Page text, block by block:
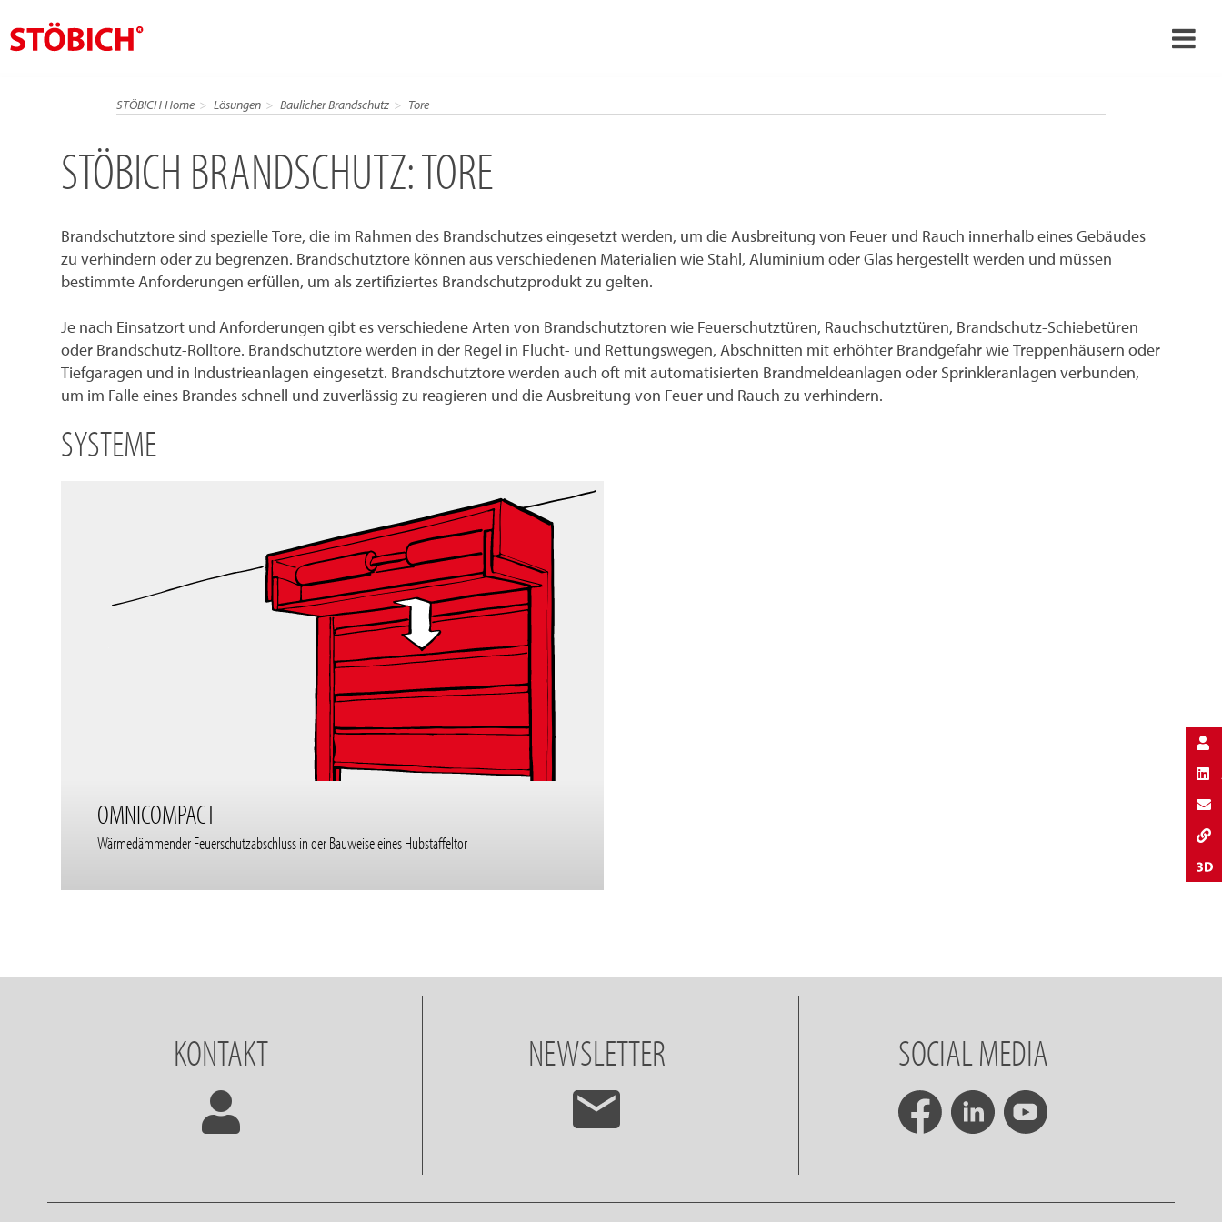
Lösungen
›
Themenwelten
News
Kontakt
STÖBICH Home Lösungen Baulicher Brandschutz Tore
STÖBICH BRANDSCHUTZ: TORE
Brandschutztore sind spezielle Tore, die im Rahmen des Brandschutzes eingesetzt werden, um die Ausbreitung von Feuer und Rauch innerhalb eines Gebäudes
zu verhindern oder zu begrenzen. Brandschutztore können aus verschiedenen Materialien wie Stahl, Aluminium oder Glas hergestellt werden und müssen
bestimmte Anforderungen erfüllen, um als zertifiziertes Brandschutzprodukt zu gelten.
Je nach Einsatzort und Anforderungen gibt es verschiedene Arten von Brandschutztoren wie Feuerschutztüren, Rauchschutztüren, Brandschutz-Schiebetüren
oder Brandschutz-Rolltore. Brandschutztore werden in der Regel in Flucht- und Rettungswegen, Abschnitten mit erhöhter Brandgefahr wie Treppenhäusern oder
Tiefgaragen und in Industrieanlagen eingesetzt. Brandschutztore werden auch oft mit automatisierten Brandmeldeanlagen oder Sprinkleranlagen verbunden,
um im Falle eines Brandes schnell und zuverlässig zu reagieren und die Ausbreitung von Feuer und Rauch zu verhindern.
SYSTEME
OMNICOMPACT
Wärmedämmender Feuerschutzabschluss in der Bauweise eines Hubstaffeltor
KONTAKT NEWSLETTER SOCIAL MEDIA